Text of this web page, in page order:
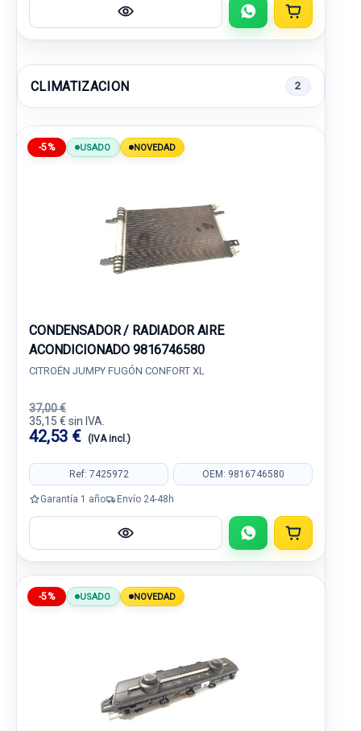
CLIMATIZACION 2
-5% USADO NOVEDAD
CONDENSADOR / RADIADOR AIRE
ACONDICIONADO 9816746580
CITROËN JUMPY FUGÓN CONFORT XL
37,00 €
35,15 € sin IVA.
42,53 € (IVA incl.)
Ref: 7425972 OEM: 9816746580
Garantía 1 año Envío 24-48h
-5% USADO NOVEDAD